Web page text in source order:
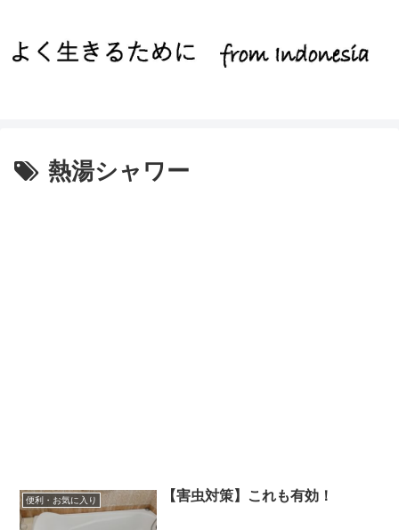
熱湯シャワー
便利・お気に入り 【害虫対策】これも有効！